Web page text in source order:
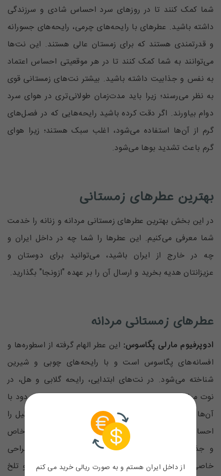
شما کمک کنند تا در روزهای سرد احساس شادی و سرزندگی
داشته باشید. عطرهای با رایحه‌های چرمی، رایحه‌های جسورانه
و قدرتمندی هستند که برای زمستان عالی هستند. این نت‌ها
می‌توانند به شما کمک کنند تا در هر موقعیتی احساس اعتماد
به نفس و جذابیت داشته باشید. بیشتر نت‌های زمستانی قوی
به نظر می‌رسند؛ زیرا باید مدت‌زمان طولانی‌تری در هوای سرد
دوام بیاورند. اگر دقت کرده باشید رایحه‌هایی که در فصل‌های
گرم از آن‌ها استفاده می‌شود، اغلب سبک هستند؛ زیرا هوای
گرم باعث تشدید بوها می‌شود.
بهترین عطرهای زمستانی
در این بخش بهترین عطر‌های زمستانی مردانه و زنانه را خدمت
شما معرفی می‌کنیم. این عطرها را شما چه در داخل ایران و
چه در خارج از ایران باشید، می‌توانید برای دوستان و
عزیزانتان هدیه بخرید و ارسال آن را بر عهده "ازونجا" بگذارید‌.
عطرهای زمستانی مردانه
ادوپرفیوم مارلی پگاسوس: این عطر‌ الهام گرفته از اسطوره‌ها و
افسانه‌های پگاسوس است و با رایحه‌های چوبی و شیرین
شناخته می‌شود. در نت‌های ابتدایی، رایحه گلابی و هل، در
نوت میانی رایحه عنبر و لوبان که به تدریج عطر چوب و دود با
آن‌ها تلفیق شده و در انتها، نوت چرم و شیرینی رایحه وانیل را
احساس می‌کنید. مارلی پگاسوس، یک عطر مردانه بسیار خاص
و جذاب است. حتی بطری ادوپرفیوم پگاسوس نیز طراحی
خاصی داشته و جلب توجه می‌کند. طبع این عطر تند و تلخ
از داخل ایران هستم و به صورت ریالی خرید می کنم